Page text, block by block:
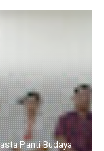
Panti Budaya